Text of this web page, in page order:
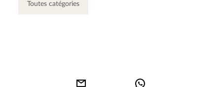
Toutes catégories